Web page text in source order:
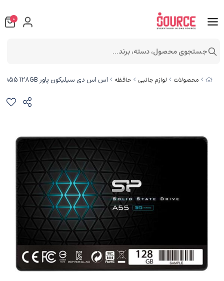
محصولات لوازم جانبی حافظه اس اس دی سیلیکون پاور A55 128GB
0
جستجوی محصول، دسته، برند...